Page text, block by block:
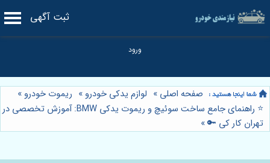
ثبت آگهی
صفحه اصلی » لوازم یدکی خودرو » ریموت خودرو »
⭐️ راهنمای جامع ساخت سوئیچ و ریموت یدکی BMW: آموزش تخصصی در
تهران کار کی 🔑»